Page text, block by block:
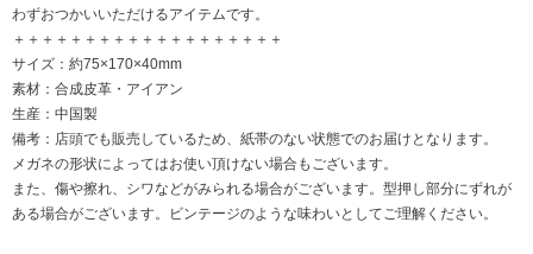
わずおつかいいただけるアイテムです。
＋＋＋＋＋＋＋＋＋＋＋＋＋＋＋＋＋＋＋
サイズ：約75×170×40mm
素材：合成皮革・アイアン
生産：中国製
備考：店頭でも販売しているため、紙帯のない状態でのお届けとなります。
メガネの形状によってはお使い頂けない場合もございます。
また、傷や擦れ、シワなどがみられる場合がございます。型押し部分にずれが
ある場合がございます。ビンテージのような味わいとしてご理解ください。